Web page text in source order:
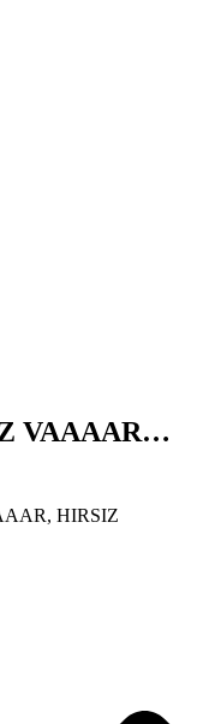
VAAAAR…
HIRSIZ